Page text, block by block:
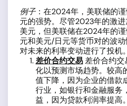
例子：在2024年，美联储的
元的强势。尽管2023年的激
美元，但美联储在2024年的
元和美元/日元等货币对的波
对未来的利率变动进行了投机。
差价合约交易 差价合约
化以预测市场趋势。较高
值下降，因为企业的借款
行业，如银行和金融服务
益，因为贷款利润率提高。